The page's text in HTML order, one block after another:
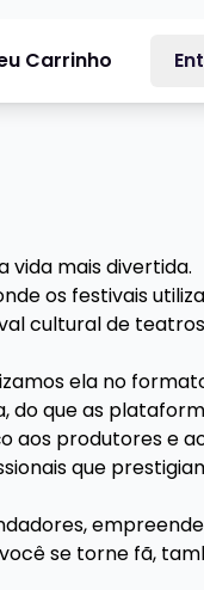
Carrinho
vida mais divertida.
os festivais
cultural de
ela no
do que as
aos produtores e
que
se torne fã,